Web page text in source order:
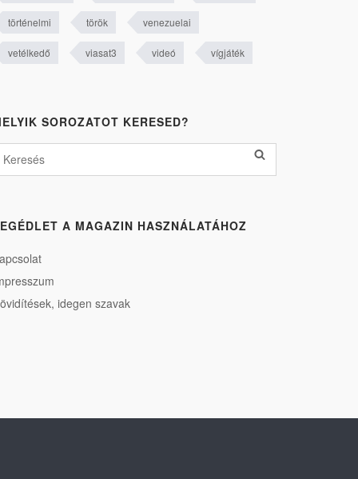
történelmi török venezuelai
vetélkedő viasat3 videó vígjáték
SOROZATOT KERESED?
A MAGAZIN HASZNÁLATÁHOZ
idegen szavak